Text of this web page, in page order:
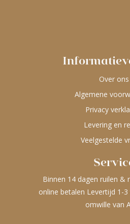
Over ons
Algemene
Privacy
Levering en
Veelgestelde
Binnen 14 dagen ruilen &
online betalen Levertijd 1-
omwille van